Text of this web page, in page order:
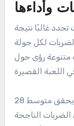
وأداءها
غالبًا نتيجة
لكل جولة
متنوعة رؤى حول
على سبيل المثال، يعتبر اللاعب الذي يحقق متوسط 28
الناجحة